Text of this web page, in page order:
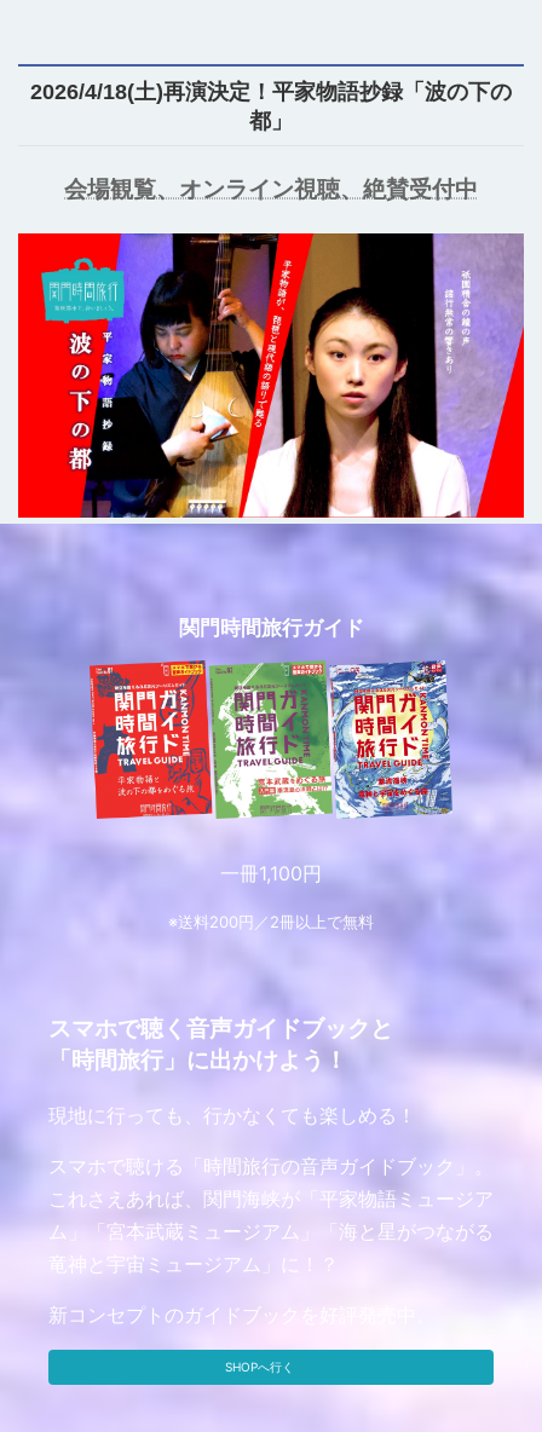
2026/4/18(土)再演決定！平家物語抄録「波の下の
都」
会場観覧、オンライン視聴、絶賛受付中
関門時間旅行ガイド
一冊1,100円
※送料200円／2冊以上で無料
スマホで聴く音声ガイドブックと
「時間旅行」に出かけよう！
現地に行っても、行かなくても楽しめる！
スマホで聴ける「時間旅行の音声ガイドブック」。
これさえあれば、関門海峡が「平家物語ミュージア
ム」「宮本武蔵ミュージアム」「海と星がつながる
竜神と宇宙ミュージアム」に！？
新コンセプトのガイドブックを好評発売中。
SHOPへ行く